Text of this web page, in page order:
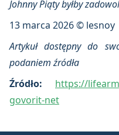
Johnny Piąty byłby
13 marca 2026 © lesnoy
Artykuł dostępny do
podaniem źródła
Źródło:
https://
govorit-net